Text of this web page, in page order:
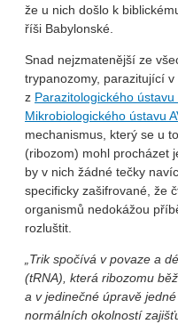
že u nich došlo k
říši Babylonské.
Snad nejzmatenější ze
trypanozomy, parazitující
z Parazitologického
Mikrobiologického ústavu
mechanismus, který se u
(ribozom) mohl procházet
by v nich žádné tečky
specificky zašifrované, že
organismů nedokážou
rozluštit.
„Trik spočívá v povaze a
(tRNA), která ribozomu
a v jedinečné úpravě
normálních okolností